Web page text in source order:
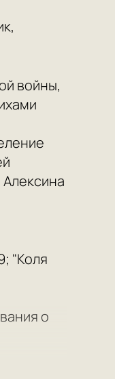
войны,
"Коля
о